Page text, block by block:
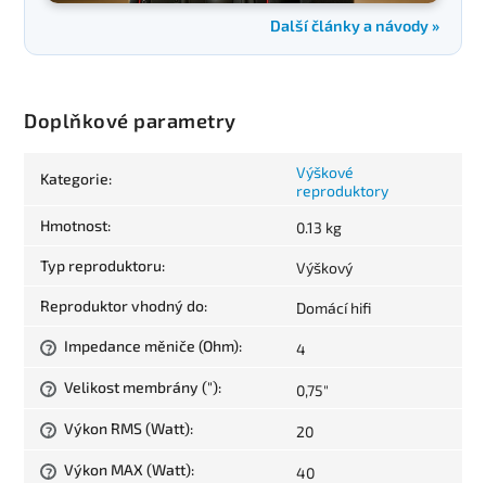
Další články a návody »
Doplňkové parametry
Kategorie:
Výškové
reproduktory
Hmotnost: 0.13 kg
Typ reproduktoru: Výškový
Reproduktor vhodný do: Domácí hifi
? Impedance měniče (Ohm): 4
? Velikost membrány ("): 0,75"
? Výkon RMS (Watt): 20
? Výkon MAX (Watt): 40